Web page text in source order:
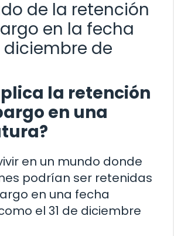
de la retención
en la fecha
diciembre de
la retención
en una
en un mundo donde
podrían ser retenidas
en una fecha
el 31 de diciembre